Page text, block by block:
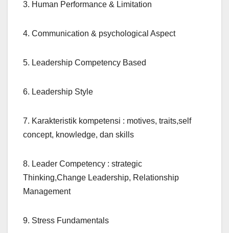
3. Human Performance & Limitation
4. Communication & psychological Aspect
5. Leadership Competency Based
6. Leadership Style
7. Karakteristik kompetensi : motives, traits,self
concept, knowledge, dan skills
8. Leader Competency : strategic
Thinking,Change Leadership, Relationship
Management
9. Stress Fundamentals